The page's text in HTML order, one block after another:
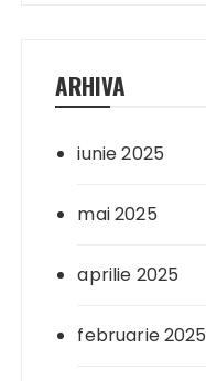
ARHIVA
iunie 2025
mai 2025
aprilie 2025
februarie 2025